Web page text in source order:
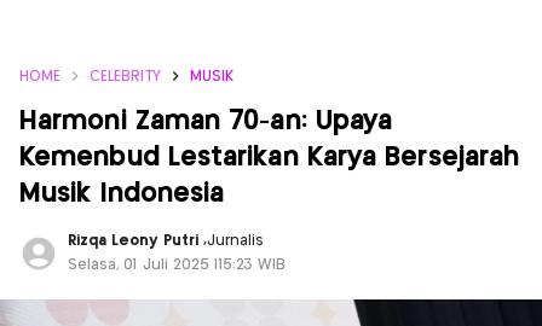
HOME CELEBRITY MUSIK
Harmoni Zaman 70-an: Upaya
Kemenbud Lestarikan Karya Bersejarah
Musik Indonesia
Rizqa Leony Putri ,Jurnalis
Selasa, 01 Juli 2025 |15:23 WIB